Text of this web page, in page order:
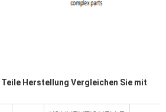
Herstellung Vergleichen Sie mit